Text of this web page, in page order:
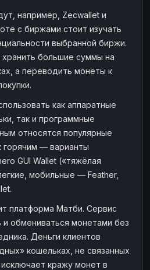
например, Zecwallet и
с биржами стоит изучать
выбранной биржи.
большие суммы на
а переводить монеты к
как аппаратные
так и программные
относятся популярные
горячим — варианты
GUI Wallet («тяжёлая
мобильные — Feather,
платформа Матби. Сервис
и обмениваться монетами без
Деньги клиентов
кошельках, не связанных
кражу монет в